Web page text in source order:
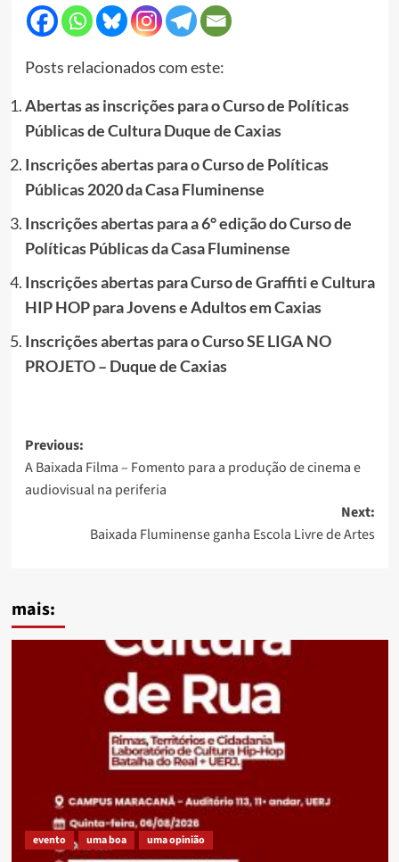
Posts relacionados com este:
Abertas as inscrições para o Curso de Políticas
Públicas de Cultura Duque de Caxias
Inscrições abertas para o Curso de Políticas
Públicas 2020 da Casa Fluminense
Inscrições abertas para a 6° edição do Curso de
Políticas Públicas da Casa Fluminense
Inscrições abertas para Curso de Graffiti e Cultura
HIP HOP para Jovens e Adultos em Caxias
Inscrições abertas para o Curso SE LIGA NO
PROJETO – Duque de Caxias
Post
navigation
Previous:
A Baixada Filma – Fomento para a produção de cinema e
audiovisual na periferia
Next:
Baixada Fluminense ganha Escola Livre de Artes
mais:
evento uma boa uma opinião